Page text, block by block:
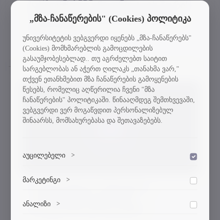
თანამშრომლობის მემორანდუმი
გაფორმდა
17-03-2026
საინფორმაციო შეხვედრა
„ჰორიზონტი ევროპას“
პროგრამის ფარგლებში
„მზა-ჩანაწერების" (Cookies) პოლიტიკა
უნივერსიტეტის ვებგვერდი იყენებს „მზა-ჩანაწერებს"
(Cookies) მომხმარებლის გამოცდილების
გასაუმჯობესებლად.. თუ აგრძელებთ საიტით
სარგებლობას ან აჭერთ ღილაკს „თანახმა ვარ,"
თქვენ ეთანხმებით მზა ჩანაწერების გამოყენების
წესებს, რომელიც აღწერილია ჩვენი "მზა
ჩანაწერების" პოლიტიკაში. წინააღმდეგ შემთხვევაში,
ვებგვერდი ვერ მოგაწვდით პერსონალიზებულ
შინაარსს, მომსახურებასა და შეთავაზებებს.
აუცილებელი >
დაშვება
ვებსაიტის გამართული ფუნქციონირებისთვის
აუცილებელი ქუქი-ფაილები.
მარკეტინგი >
დაშვება
მარკეტინგული ქუქი-ფაილები გვეხმარება
პერსონალიზებული კონტენტისა და რეკლამების
ანალიზი >
დაშვება